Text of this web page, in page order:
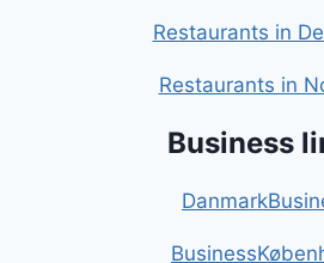
Restaurants in
Restaurants in
Business